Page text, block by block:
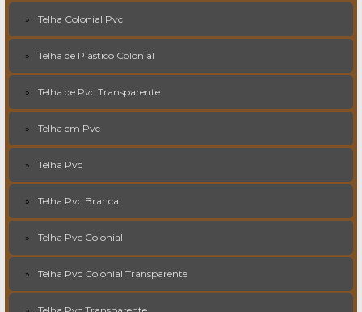
Telha Colonial Pvc
Telha de Plástico Colonial
Telha de Pvc Transparente
Telha em Pvc
Telha Pvc
Telha Pvc Branca
Telha Pvc Colonial
Telha Pvc Colonial Transparente